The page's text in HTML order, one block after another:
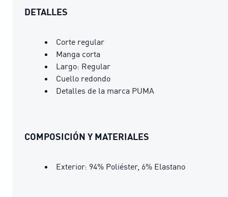
DETALLES
Corte regular
Manga corta
Largo: Regular
Cuello redondo
Detalles de la marca PUMA
COMPOSICIÓN Y MATERIALES
Exterior: 94% Poliéster, 6% Elastano